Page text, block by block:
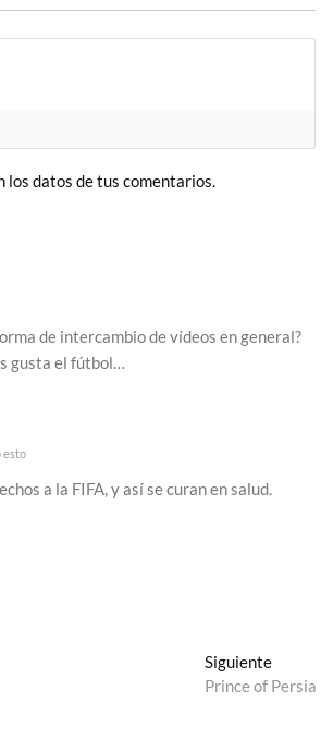
los datos de tus comentarios.
de intercambio de vídeos en general?
gusta el fútbol…
esto
a la FIFA, y así se curan en salud.
SiguienteEntrada
siguiente:
Prince of Persia